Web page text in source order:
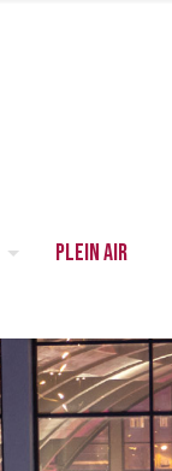
Plein air